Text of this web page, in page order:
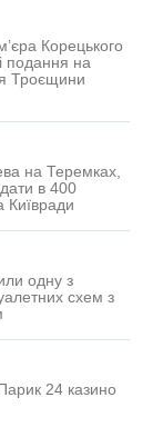
Корецького
подання на
Троєщини
на Теремках,
в 400
Київради
одну з
схем з
24 казино